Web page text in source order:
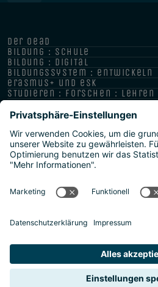
der oead
bildung : schule
bildung : digital
bildungssystem : entwickeln
erasmus+ und esk
studieren : forschen : lehren
hochschule : strategie :
Datenschutz
Sitemap